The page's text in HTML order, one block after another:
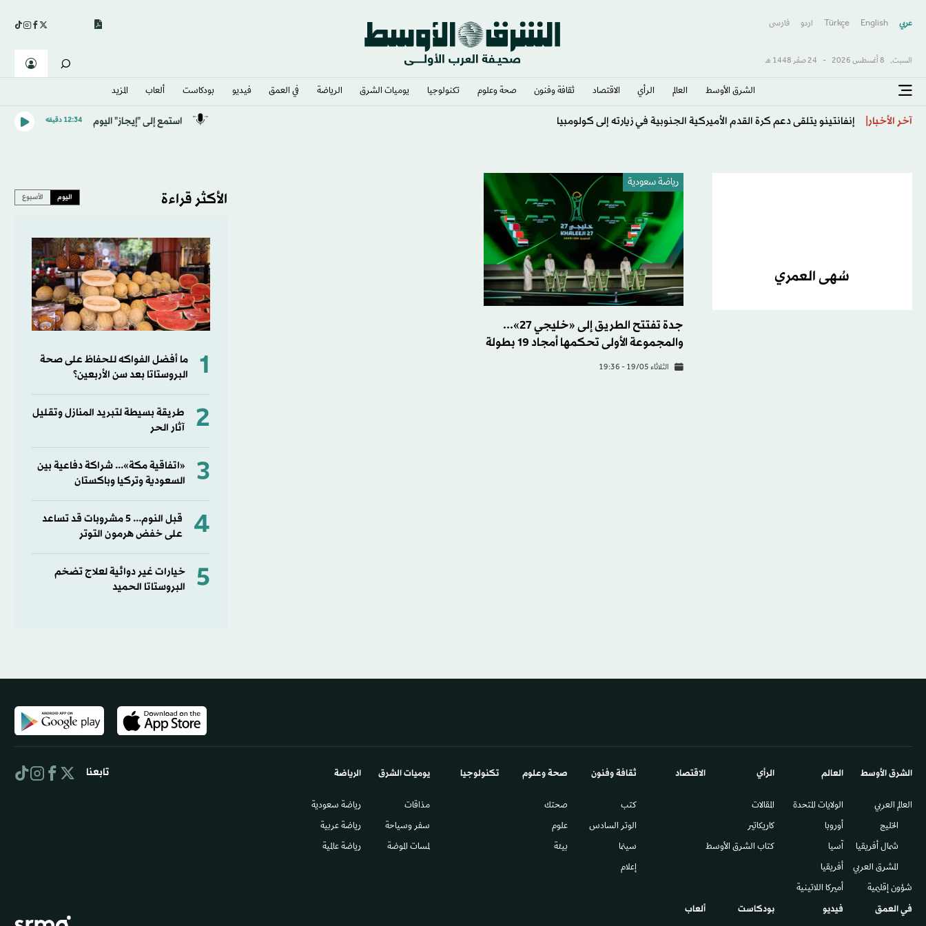
عربي English
Türkçe اردو فارسى
السبت, 8 أغسطس 2026 - 24 صفَر 1448 هـ
الشرق الأوسط​ العالم الرأي الاقتصاد ثقافة وفنون صحة وعلوم تكنولوجيا يوميات الشرق​ الرياضة في العمق فيديو بودكاست ألعاب المزيد
آخر الأخبار إنفانتينو يتلقى دعم كرة القدم الأميركية الجنوبية في زيارته إلى كولومبيا استمع إلى "إيجاز" اليوم 12:34 دقيقه
سُهى العمري
رياضة سعودية
جدة تفتتح الطريق إلى «خليجي 27»...
والمجموعة الأولى تحكمها أمجاد 19 بطولة
الثلاثاء 19/05 - 19:36
الأكثر قراءة اليوم الأسبوع
1
ما أفضل الفواكه للحفاظ على صحة
البروستاتا بعد سن الأربعين؟
2
طريقة بسيطة لتبريد المنازل وتقليل
آثار الحر
3
«اتفاقية مكة»... شراكة دفاعية بين
السعودية وتركيا وباكستان
4
قبل النوم... 5 مشروبات قد تساعد
على خفض هرمون التوتر
5
خيارات غير دوائية لعلاج تضخم
البروستاتا الحميد
الشرق الأوسط​
العالم العربي
الخليج
شمال أفريقيا
المشرق العربي
شؤون إقليمية
العالم
الولايات المتحدة
أوروبا
آسيا
أفريقيا
أميركا اللاتينية
الرأي
المقالات
كاريكاتير
كتاب الشرق الأوسط
الاقتصاد ثقافة وفنون
كتب
الوتر السادس​
سينما
إعلام
صحة وعلوم
صحتك
علوم
بيئة
تكنولوجيا يوميات الشرق​
مذاقات
سفر وسياحة
لمسات الموضة
الرياضة
رياضة سعودية
رياضة عربية
رياضة عالمية
في العمق فيديو بودكاست ألعاب
تابعنا